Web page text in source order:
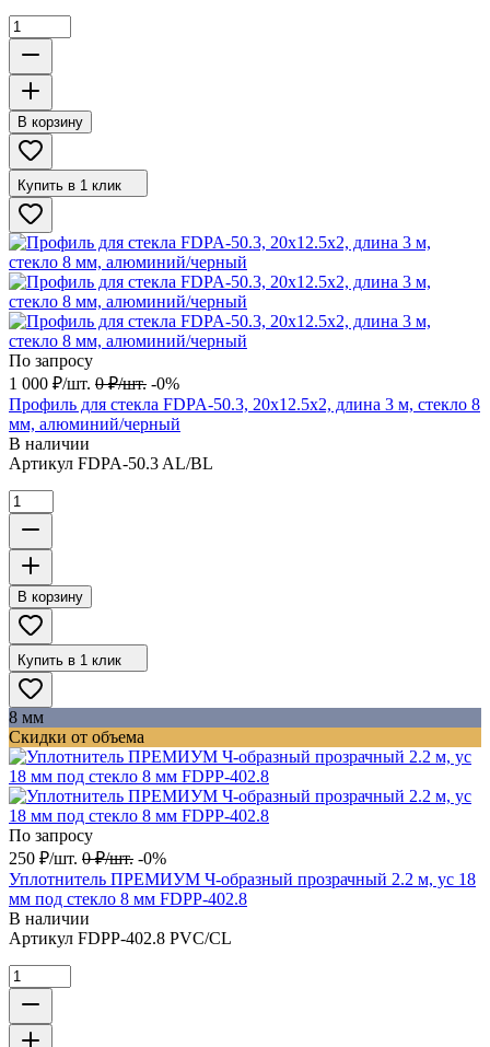
В корзину
Купить в 1 клик
По запросу
1 000 ₽/шт. 0 ₽/шт. -0%
Профиль для стекла FDPA-50.3, 20х12.5х2, длина 3 м, стекло 8
мм, алюминий/черный
В наличии
Артикул FDPA-50.3 AL/BL
В корзину
Купить в 1 клик
8 мм
Скидки от объема
По запросу
250 ₽/шт. 0 ₽/шт. -0%
Уплотнитель ПРЕМИУМ Ч-образный прозрачный 2.2 м, ус 18
мм под стекло 8 мм FDPP-402.8
В наличии
Артикул FDPP-402.8 PVC/CL